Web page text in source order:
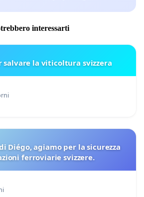
interessarti
salvare la viticoltura svizzera
Diégo, agiamo per la sicurezza
ferroviarie svizzere.